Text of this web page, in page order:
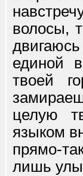
волосы,
единой
твоей
целую
языком
прямо-
лишь